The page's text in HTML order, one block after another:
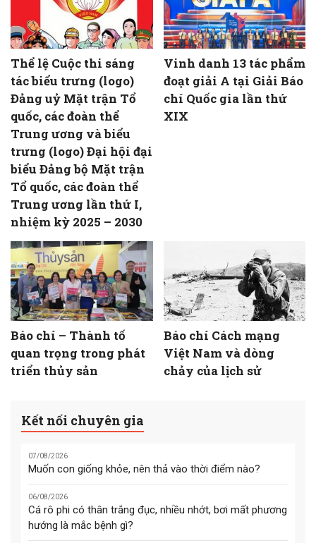
Thể lệ Cuộc thi sáng
tác biểu trưng (logo)
Đảng uỷ Mặt trận Tổ
quốc, các đoàn thể
Trung ương và biểu
trưng (logo) Đại hội đại
biểu Đảng bộ Mặt trận
Tổ quốc, các đoàn thể
Trung ương lần thứ I,
nhiệm kỳ 2025 – 2030
Vinh danh 13 tác phẩm
đoạt giải A tại Giải Báo
chí Quốc gia lần thứ
XIX
Báo chí – Thành tố
quan trọng trong phát
triển thủy sản
Báo chí Cách mạng
Việt Nam và dòng
chảy của lịch sử
Kết nối chuyên gia
07/08/2026
Muốn con giống khỏe, nên thả vào thời điểm nào?
06/08/2026
Cá rô phi có thân trắng đục, nhiều nhớt, bơi mất phương
hướng là mắc bệnh gì?